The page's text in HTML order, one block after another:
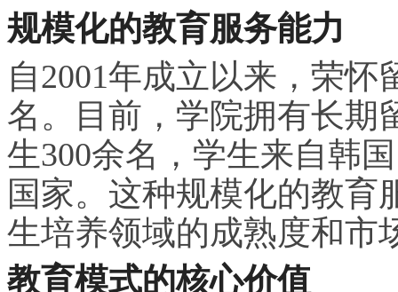
规模化的教育服务能力
自2001年成立以来，荣
名。目前，学院拥有长期
生300余名，学生来自韩
国家。这种规模化的教育
生培养领域的成熟度和市
教育模式的核心价值